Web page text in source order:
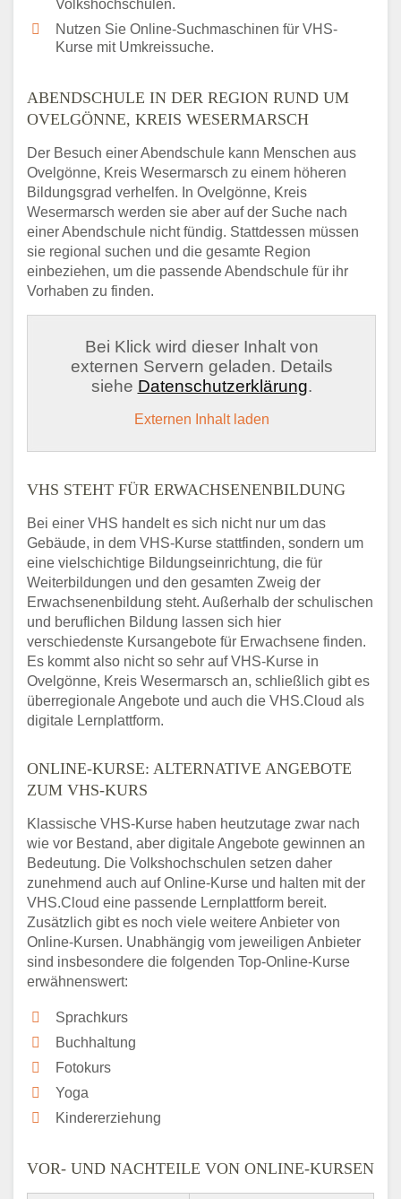
Volkshochschulen.
Nutzen Sie Online-Suchmaschinen für VHS-
Kurse mit Umkreissuche.
ABENDSCHULE IN DER REGION RUND UM
OVELGÖNNE, KREIS WESERMARSCH
Der Besuch einer Abendschule kann Menschen aus
Ovelgönne, Kreis Wesermarsch zu einem höheren
Bildungsgrad verhelfen. In Ovelgönne, Kreis
Wesermarsch werden sie aber auf der Suche nach
einer Abendschule nicht fündig. Stattdessen müssen
sie regional suchen und die gesamte Region
einbeziehen, um die passende Abendschule für ihr
Vorhaben zu finden.
Bei Klick wird dieser Inhalt von
externen Servern geladen. Details
siehe Datenschutzerklärung.
Externen Inhalt laden
VHS STEHT FÜR ERWACHSENENBILDUNG
Bei einer VHS handelt es sich nicht nur um das
Gebäude, in dem VHS-Kurse stattfinden, sondern um
eine vielschichtige Bildungseinrichtung, die für
Weiterbildungen und den gesamten Zweig der
Erwachsenenbildung steht. Außerhalb der schulischen
und beruflichen Bildung lassen sich hier
verschiedenste Kursangebote für Erwachsene finden.
Es kommt also nicht so sehr auf VHS-Kurse in
Ovelgönne, Kreis Wesermarsch an, schließlich gibt es
überregionale Angebote und auch die VHS.Cloud als
digitale Lernplattform.
ONLINE-KURSE: ALTERNATIVE ANGEBOTE
ZUM VHS-KURS
Klassische VHS-Kurse haben heutzutage zwar nach
wie vor Bestand, aber digitale Angebote gewinnen an
Bedeutung. Die Volkshochschulen setzen daher
zunehmend auch auf Online-Kurse und halten mit der
VHS.Cloud eine passende Lernplattform bereit.
Zusätzlich gibt es noch viele weitere Anbieter von
Online-Kursen. Unabhängig vom jeweiligen Anbieter
sind insbesondere die folgenden Top-Online-Kurse
erwähnenswert:
Sprachkurs
Buchhaltung
Fotokurs
Yoga
Kindererziehung
VOR- UND NACHTEILE VON ONLINE-KURSEN